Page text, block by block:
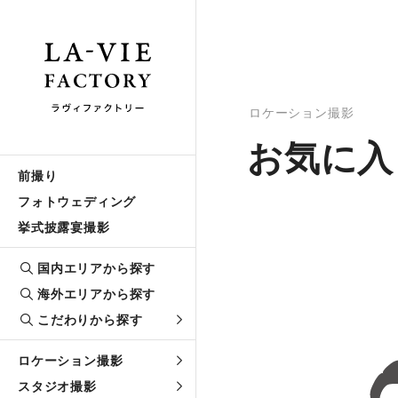
前撮り
フォトウェディング
挙式披露宴撮影
国内エリアから探す
海外エリアから探す
こだわりから探す
ロケーション撮影
スタジオ撮影
ロケーション撮影
お気に入